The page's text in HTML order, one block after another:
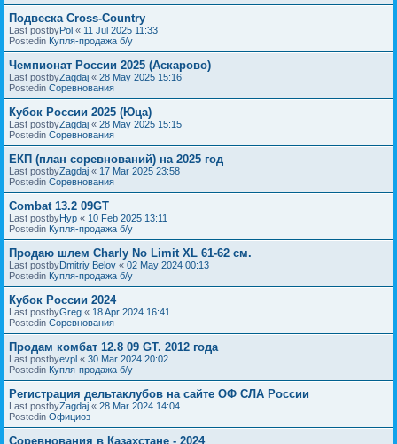
Подвеска Cross-Country
Last postbyPol « 11 Jul 2025 11:33
Postedin Купля-продажа б/у
Чемпионат России 2025 (Аскарово)
Last postbyZagdaj « 28 May 2025 15:16
Postedin Соревнования
Кубок России 2025 (Юца)
Last postbyZagdaj « 28 May 2025 15:15
Postedin Соревнования
ЕКП (план соревнований) на 2025 год
Last postbyZagdaj « 17 Mar 2025 23:58
Postedin Соревнования
Combat 13.2 09GT
Last postbyНур « 10 Feb 2025 13:11
Postedin Купля-продажа б/у
Продаю шлем Charly No Limit XL 61-62 см.
Last postbyDmitriy Belov « 02 May 2024 00:13
Postedin Купля-продажа б/у
Кубок России 2024
Last postbyGreg « 18 Apr 2024 16:41
Postedin Соревнования
Продам комбат 12.8 09 GT. 2012 года
Last postbyevpl « 30 Mar 2024 20:02
Postedin Купля-продажа б/у
Регистрация дельтаклубов на сайте ОФ СЛА России
Last postbyZagdaj « 28 Mar 2024 14:04
Postedin Официоз
Соревнования в Казахстане - 2024